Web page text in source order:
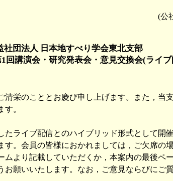
(公
社団法人 日本地すべり学会東北支部
回講演会・研究発表会・意見交換会(ライ
栄のこととお慶び申し上げます。また，当
。
ライブ配信とのハイブリッド形式として開
。会員の皆様におかれましては，ご欠席の
ムより記載していただくか，本案内の最後ペ
願いいたします。なお，ご意見ならびにご